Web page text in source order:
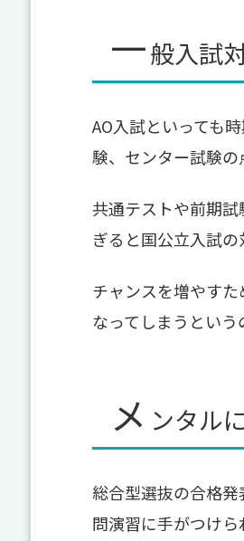
一般入試
AO入試といっても
験、センター試験の
共通テストや前期
ぎると国公立入試の
チャンスを増やす
なってしまうという
メ ンタル
総合型選抜の合格
問演習に手がつけ